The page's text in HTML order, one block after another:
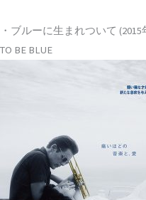
・ブルーに生まれついて
TO BE BLUE